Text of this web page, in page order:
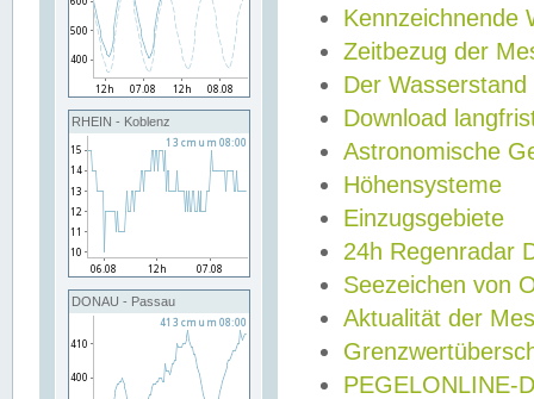
RHEIN - Koblenz
DONAU - Passau
Kennzeichnende
Zeitbezug der
Der Wasserstand
Download
Astronomische
Höhensysteme
Einzugsgebiete
24h Regenradar
Seezeichen von
Aktualität der
PEGELONLINE-